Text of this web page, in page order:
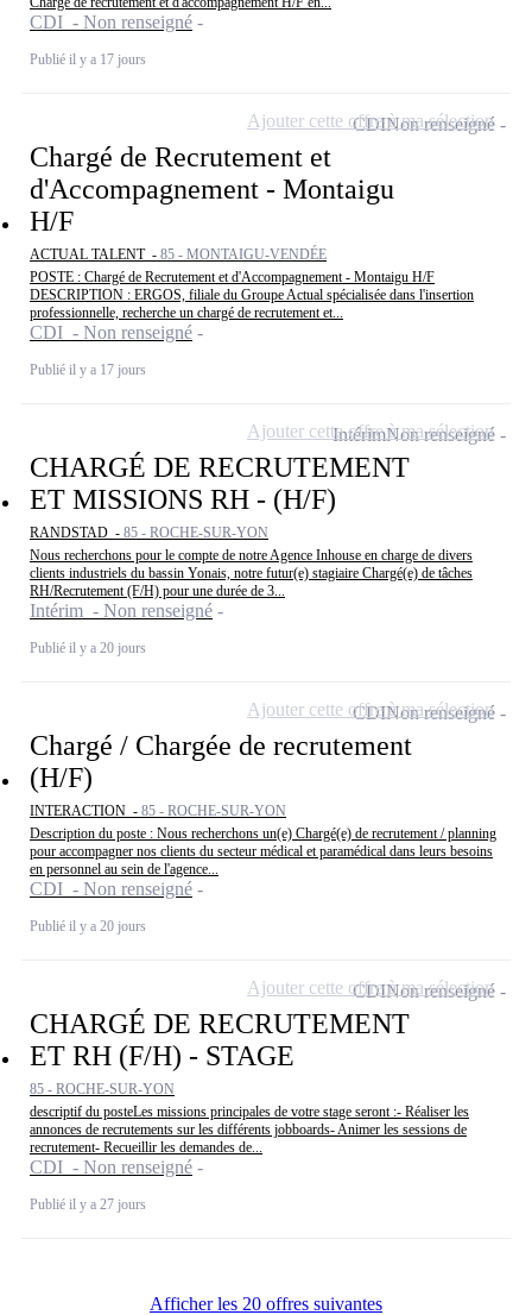
CDI - Non renseigné
Publié il y a 17 jours
Chargé de Recrutement et
d'Accompagnement - Montaigu
H/F
ACTUAL TALENT - 85 - MONTAIGU-VENDÉE
POSTE : Chargé de Recrutement et d'Accompagnement - Montaigu H/F
DESCRIPTION : ERGOS, filiale du Groupe Actual spécialisée dans l'insertion
professionnelle, recherche un chargé de recrutement et...
CDI - Non renseigné
Publié il y a 17 jours
CDINon renseigné
Ajouter cette offre à ma sélection
CHARGÉ DE RECRUTEMENT
ET MISSIONS RH - (H/F)
RANDSTAD - 85 - ROCHE-SUR-YON
Nous recherchons pour le compte de notre Agence Inhouse en charge de divers
clients industriels du bassin Yonais, notre futur(e) stagiaire Chargé(e) de tâches
RH/Recrutement (F/H) pour une durée de 3...
Intérim - Non renseigné
Publié il y a 20 jours
IntérimNon renseigné
Ajouter cette offre à ma sélection
Chargé / Chargée de recrutement
(H/F)
INTERACTION - 85 - ROCHE-SUR-YON
Description du poste : Nous recherchons un(e) Chargé(e) de recrutement / planning
pour accompagner nos clients du secteur médical et paramédical dans leurs besoins
en personnel au sein de l'agence...
CDI - Non renseigné
Publié il y a 20 jours
CDINon renseigné
Ajouter cette offre à ma sélection
CHARGÉ DE RECRUTEMENT
ET RH (F/H) - STAGE
85 - ROCHE-SUR-YON
descriptif du posteLes missions principales de votre stage seront :- Réaliser les
annonces de recrutements sur les différents jobboards- Animer les sessions de
recrutement- Recueillir les demandes de...
CDI - Non renseigné
Publié il y a 27 jours
CDINon renseigné
Ajouter cette offre à ma sélection
Afficher les 20 offres suivantes